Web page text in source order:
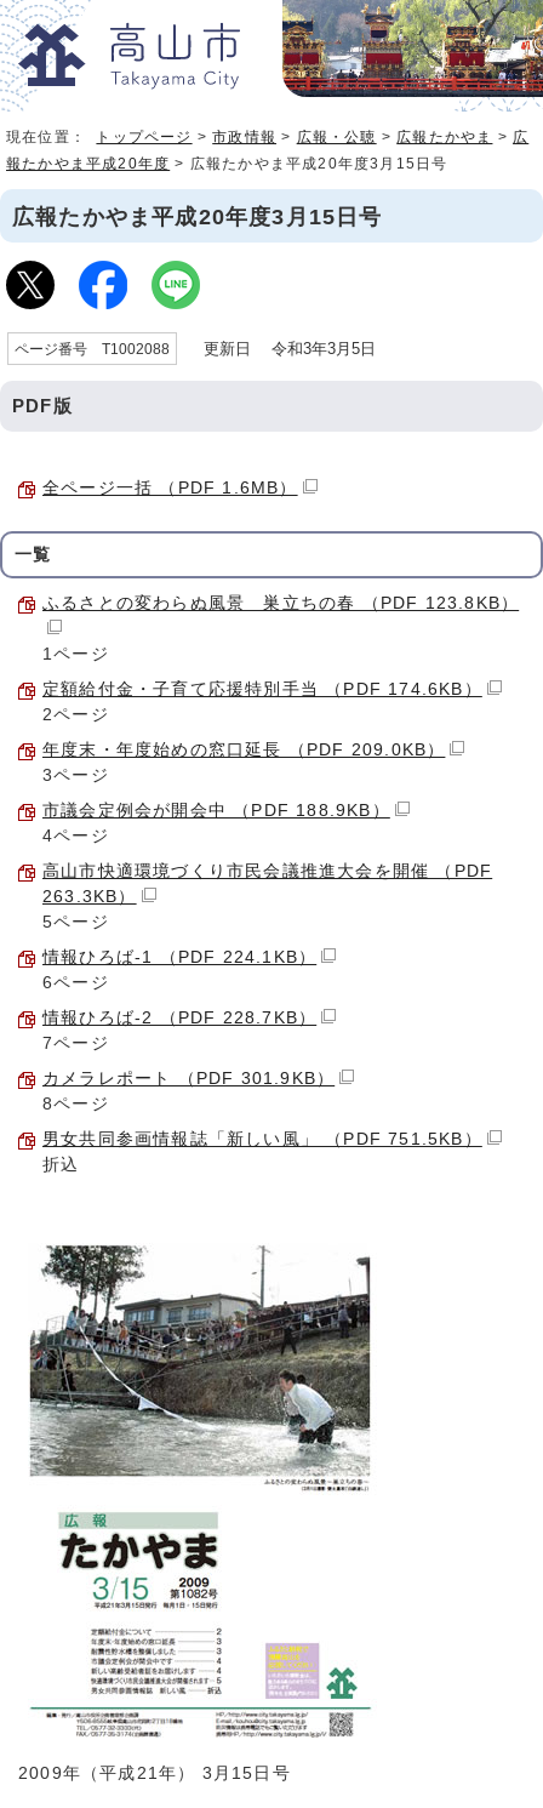
現在位置： トップページ >市政情報 > 広報・公聴 > 広報たかやま > 広
報たかやま平成20年度 > 広報たかやま平成20年度3月15日号
広報たかやま平成20年度3月15日号
ページ番号 T1002088 更新日 令和3年3月5日
PDF版
全ページ一括 （PDF 1.6MB）
一覧
ふるさとの変わらぬ風景 巣立ちの春 （PDF 123.8KB）
1ページ
定額給付金・子育て応援特別手当 （PDF 174.6KB）
2ページ
年度末・年度始めの窓口延長 （PDF 209.0KB）
3ページ
市議会定例会が開会中 （PDF 188.9KB）
4ページ
高山市快適環境づくり市民会議推進大会を開催 （PDF
263.3KB）
5ページ
情報ひろば-1 （PDF 224.1KB）
6ページ
情報ひろば-2 （PDF 228.7KB）
7ページ
カメラレポート （PDF 301.9KB）
8ページ
男女共同参画情報誌「新しい風」 （PDF 751.5KB）
折込
2009年（平成21年） 3月15日号